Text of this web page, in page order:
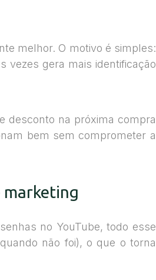
melhor. O motivo é simples:
vezes gera mais identificação
desconto na próxima compra
bem sem comprometer a
marketing
no YouTube, todo esse
não foi), o que o torna